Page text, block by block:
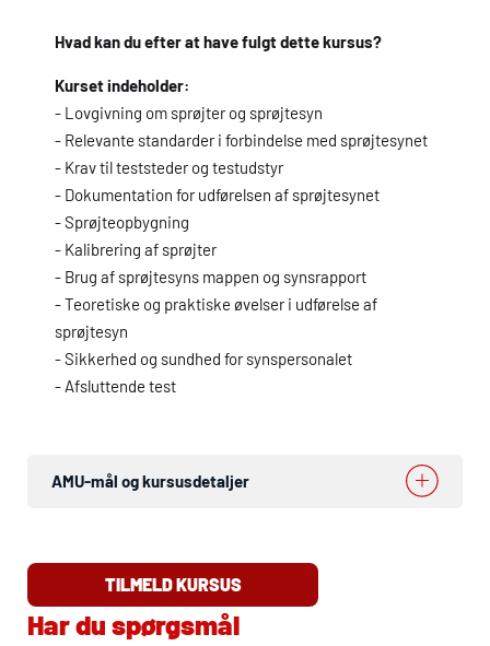
Hvad kan du efter at have fulgt dette kursus?
Kurset indeholder:
- Lovgivning om sprøjter og sprøjtesyn
- Relevante standarder i forbindelse med sprøjtesynet
- Krav til teststeder og testudstyr
- Dokumentation for udførelsen af sprøjtesynet
- Sprøjteopbygning
- Kalibrering af sprøjter
- Brug af sprøjtesyns mappen og synsrapport
- Teoretiske og praktiske øvelser i udførelse af
sprøjtesyn
- Sikkerhed og sundhed for synspersonalet
- Afsluttende test
AMU-mål og kursusdetaljer
TILMELD KURSUS
Har du spørgsmål